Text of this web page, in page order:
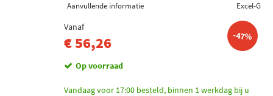
Aanvullende informatie
Excel-G
Vanaf
€ 56,26 -47%
Op voorraad
Vandaag voor 17:00 besteld, binnen 1 werkdag bij u